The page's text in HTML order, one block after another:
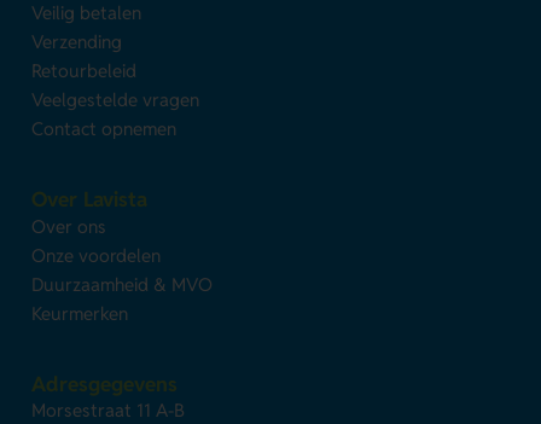
Veilig betalen
Verzending
Retourbeleid
Veelgestelde vragen
Contact opnemen
Over Lavista
Over ons
Onze voordelen
Duurzaamheid & MVO
Keurmerken
Adresgegevens
Morsestraat 11 A-B